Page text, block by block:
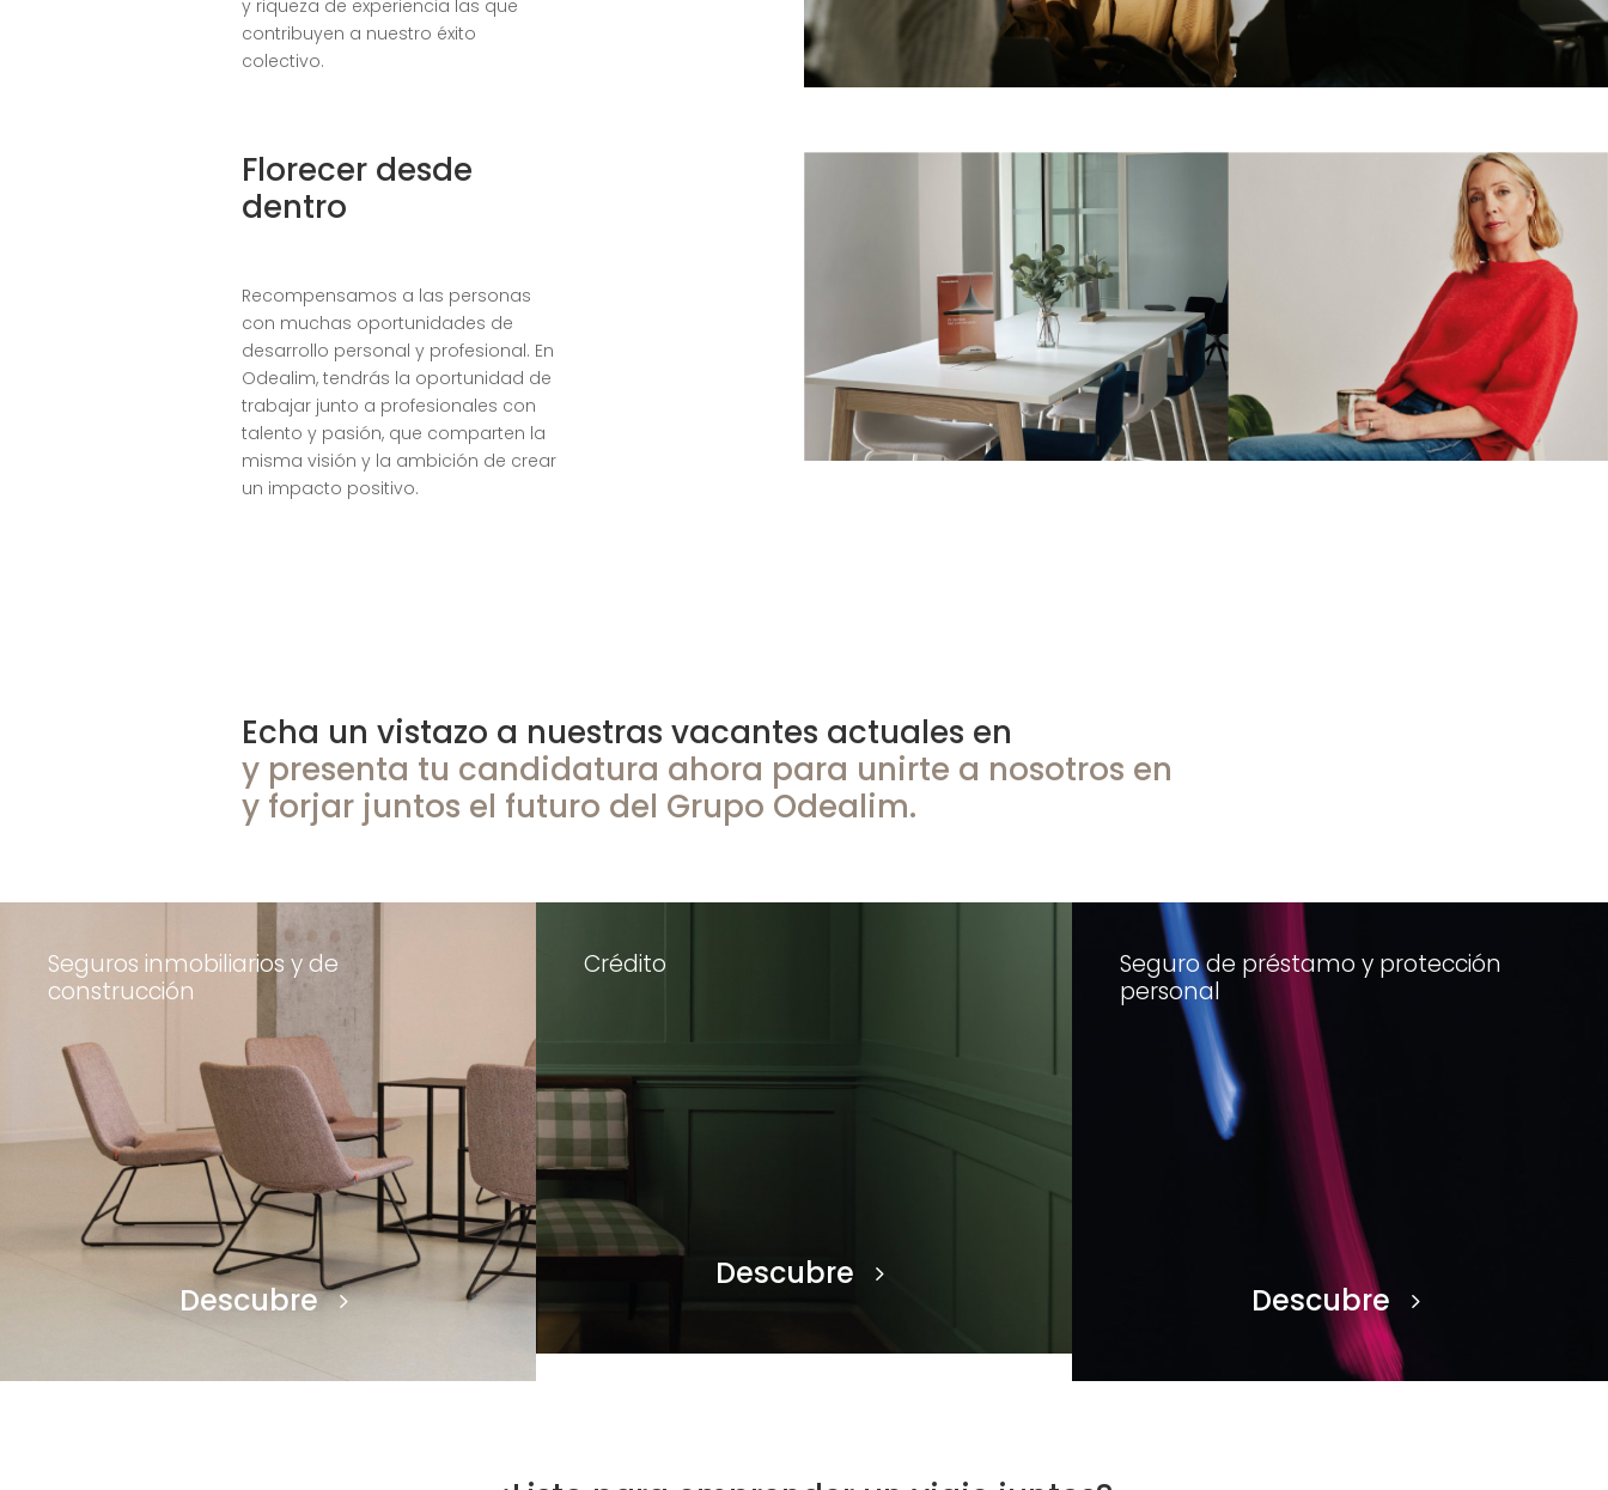
y riqueza de experiencia las que
contribuyen a nuestro éxito
colectivo.
Florecer desde
dentro
Recompensamos a las personas
con muchas oportunidades de
desarrollo personal y profesional. En
Odealim, tendrás la oportunidad de
trabajar junto a profesionales con
talento y pasión, que comparten la
misma visión y la ambición de crear
un impacto positivo.
Echa un vistazo a nuestras vacantes actuales en
y presenta tu candidatura ahora para unirte a nosotros en
y forjar juntos el futuro del Grupo Odealim.
Seguros inmobiliarios y de
construcción
Descubre
Crédito
Descubre
Seguro de préstamo y protección
personal
Descubre